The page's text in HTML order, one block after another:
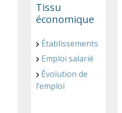
Tissu
économique
Établissements
Emploi salarié
Évolution de
l’emploi